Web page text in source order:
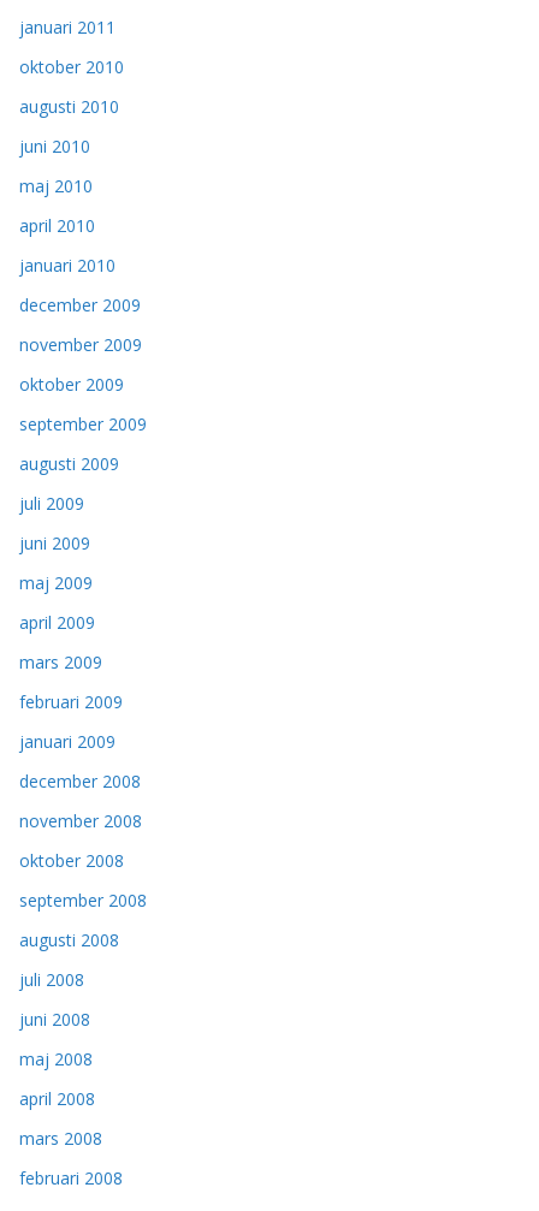
januari 2011
oktober 2010
augusti 2010
juni 2010
maj 2010
april 2010
januari 2010
december 2009
november 2009
oktober 2009
september 2009
augusti 2009
juli 2009
juni 2009
maj 2009
april 2009
mars 2009
februari 2009
januari 2009
december 2008
november 2008
oktober 2008
september 2008
augusti 2008
juli 2008
juni 2008
maj 2008
april 2008
mars 2008
februari 2008